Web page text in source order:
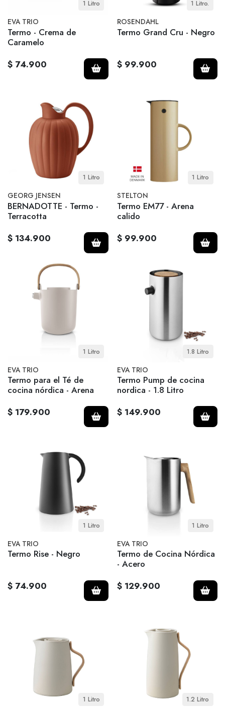
1 Litro
EVA TRIO
Termo - Crema de
Caramelo
$ 74.900
1 Litro.
ROSENDAHL
Termo Grand Cru - Negro
$ 99.900
1 Litro
GEORG JENSEN
BERNADOTTE - Termo -
Terracotta
$ 134.900
1 Litro
STELTON
Termo EM77 - Arena
calido
$ 99.900
1 Litro
EVA TRIO
Termo para el Té de
cocina nórdica - Arena
$ 179.900
1.8 Litro
EVA TRIO
Termo Pump de cocina
nordica - 1.8 Litro
$ 149.900
1 Litro
EVA TRIO
Termo Rise - Negro
$ 74.900
1 Litro
EVA TRIO
Termo de Cocina Nórdica
- Acero
$ 129.900
1 Litro 1.2 Litro